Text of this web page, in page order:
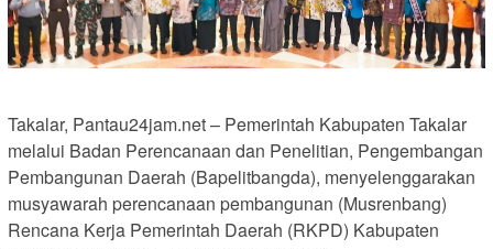
Takalar, Pantau24jam.net – Pemerintah Kabupaten Takalar
melalui Badan Perencanaan dan Penelitian, Pengembangan
Pembangunan Daerah (Bapelitbangda), menyelenggarakan
musyawarah perencanaan pembangunan (Musrenbang)
Rencana Kerja Pemerintah Daerah (RKPD) Kabupaten